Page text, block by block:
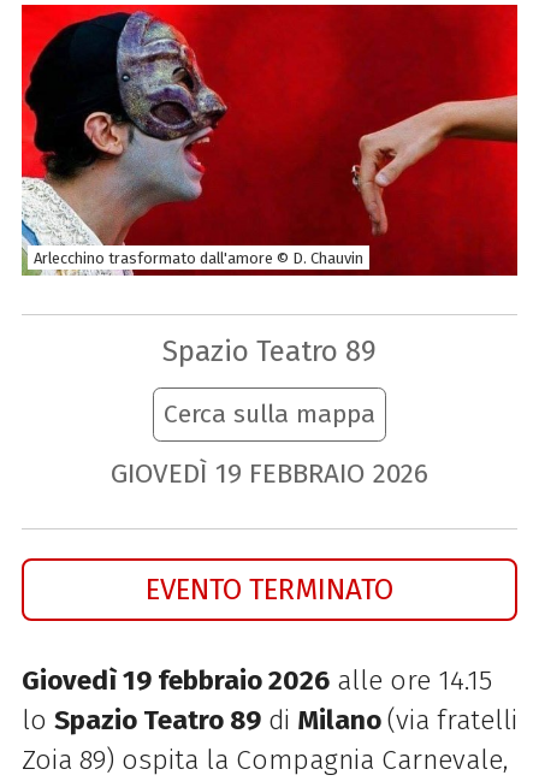
Arlecchino trasformato dall'amore © D. Chauvin
Spazio Teatro 89
Cerca sulla mappa
GIOVEDÌ 19 FEBBRAIO 2026
EVENTO TERMINATO
Giovedì 19 febbraio 2026alle ore 14.15
lo Spazio Teatro 89di Milano(via fratelli
Zoia 89) ospita la Compagnia Carnevale,